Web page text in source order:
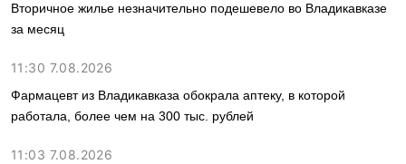
Вторичное жилье незначительно подешевело во Владикавказе
за месяц
11:30 7.08.2026
Фармацевт из Владикавказа обокрала аптеку, в которой
работала, более чем на 300 тыс. рублей
11:03 7.08.2026